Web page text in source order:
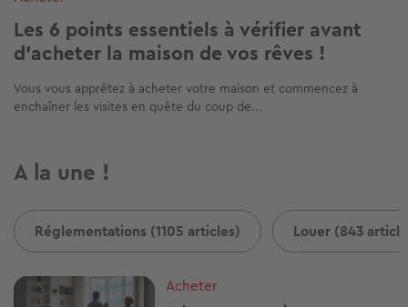
Les 6 points essentiels à vérifier avant
d’acheter la maison de vos rêves !
Vous vous apprêtez à acheter votre maison et commencez à
enchaîner les visites en quête du coup de...
A la une !
Réglementations (1105 articles) Louer (843
Image
Acheter